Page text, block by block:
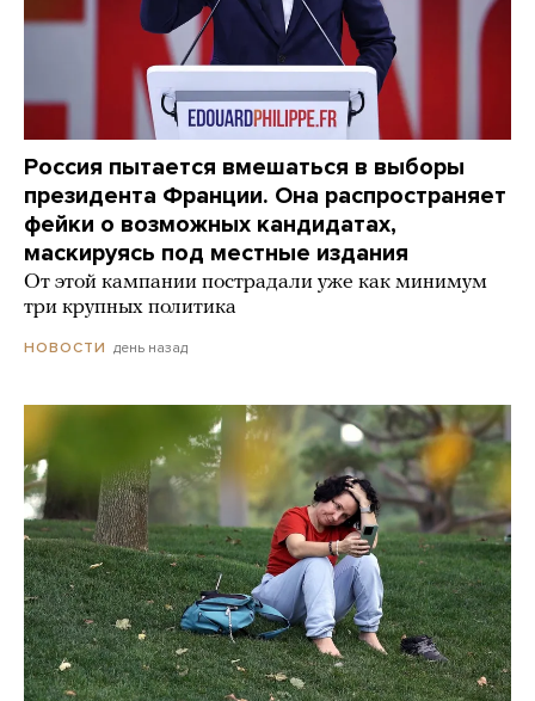
Россия пытается вмешаться в выборы
президента Франции. Она распространяет
фейки о возможных кандидатах,
маскируясь под местные издания
От этой кампании пострадали уже как минимум
три крупных политика
НОВОСТИ день назад